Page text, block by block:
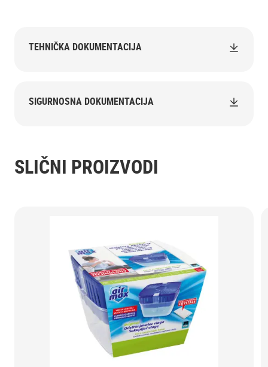
TEHNIČKA DOKUMENTACIJA
SIGURNOSNA DOKUMENTACIJA
SLIČNI PROIZVODI